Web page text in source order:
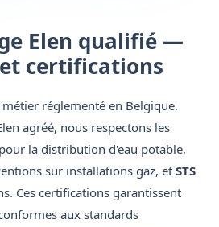
Elen qualifié —
certifications
réglementé en Belgique.
agréé, nous respectons les
pour la distribution d'eau potable,
sur installations gaz, et STS
Ces certifications garantissent
aux standards